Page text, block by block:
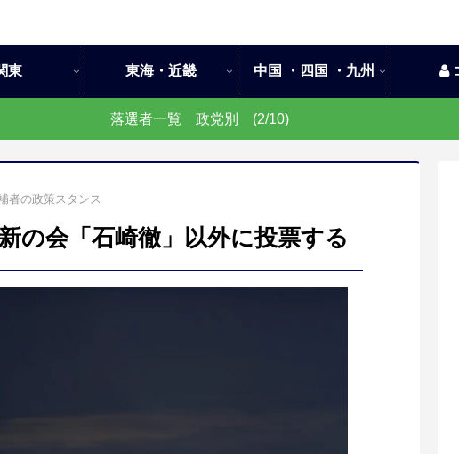
東 東海・近畿 中国 ・四国 ・九州
落選者一覧 政党別 (2/10)
の政策スタンス
の会「石崎徹」以外に投票する